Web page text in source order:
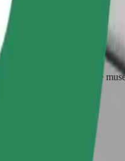
doivent porter une